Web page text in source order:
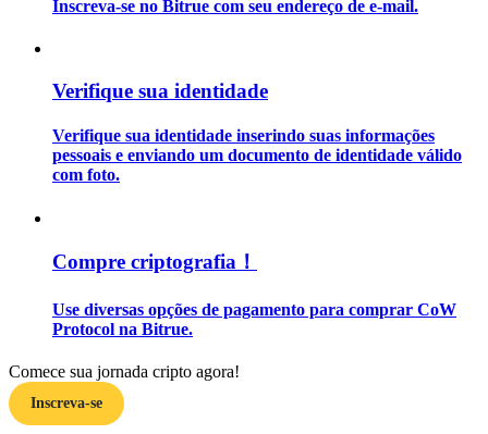
Estratégias de negociação
Inscreva-se no Bitrue com seu endereço de e-mail.
Verifique sua identidade
Verifique sua identidade inserindo suas informações
pessoais e enviando um documento de identidade válido
com foto.
Compre criptografia！
Use diversas opções de pagamento para comprar CoW
Protocol na Bitrue.
Comece sua jornada cripto agora!
Inscreva-se